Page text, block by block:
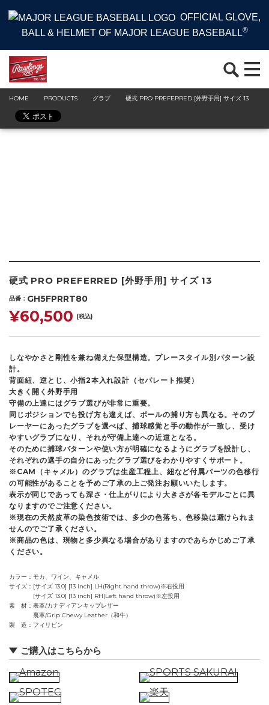
OFFICIAL GLOVE,
BALL & HELMET OF MAJOR LEAGUE BASEBALL®
HOME PRODUCTS グラブ 硬式 PRO PREFERRED [外野手用] サイズ 13
硬式 PRO PREFERRED [外野手用] サイズ 13
品番 GH5FPRRT80
¥60,500 (税込)
しなやかさと剛性を兼ね備えた保型構造。プレースタイル別パターン設
計。
背面紐、逆とじ、小指2本入れ設計（セパレート推奨）
大きく開く外野手用
守備の上達にはグラブ選びが非常に重要。
同じポジションでも投げ方も違えば、ボールの捕り方も異なる。そのプ
レーヤーにあったグラブを選べば、捕球感覚と手の動作が一致し、受け
やすいグラブになり、それが守備上達への近道となる。
そのために捕球パターンや使い方が明確になるようにグラブを設計し、
それぞれの選手の自分にあったグラブ選びをわかりやすくサポート。
※CAM（キャメル）のグラブは生産工程上、紐など付属パーツの色移行
の可能性があることを予めご了承の上ご発注お願いいたします。
表示が同じであっても深さ・仕上がりにより大きさが各モデルごとに異
なりますのでご注意ください。
※現在の天然皮革の染色技術では、多少の色落ち、色移染は避けられま
せんのでご了承ください。
※商品の色は、現物と多少異なる場合がありますのであらかじめご了承
ください。
カラー
モカ、ワイン、キャメル
サイズ
[サイズ 13.0] [13 inch] LH(Right hand throw)※右投用
[サイズ 13.0] [13 inch] RH(Left hand throw)※左投用
素 材
表革/カナディアンキップレザー
裏革/Grip Chewy Leather（和牛）
製 造
フィリピン
ご購入はこちらから